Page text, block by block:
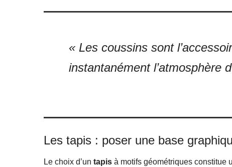
« Les coussins sont
instantanément l’atmosphère
Les tapis : poser une base
Le choix d’un tapis à motifs géométriques constitue